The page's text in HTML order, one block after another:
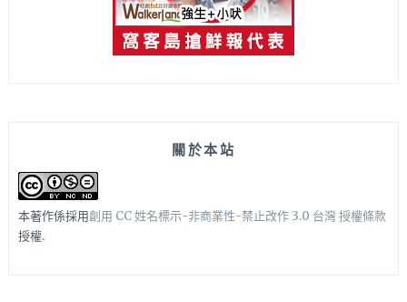
關於本站
本著作係採用創用 CC 姓名標示-非商業性-禁止改作 3.0 台灣 授權條款
授權.